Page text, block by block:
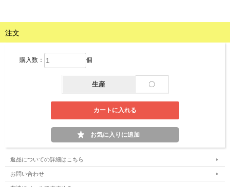
注文
購入数： 個
生産 〇
返品についての詳細はこちら
お問い合わせ